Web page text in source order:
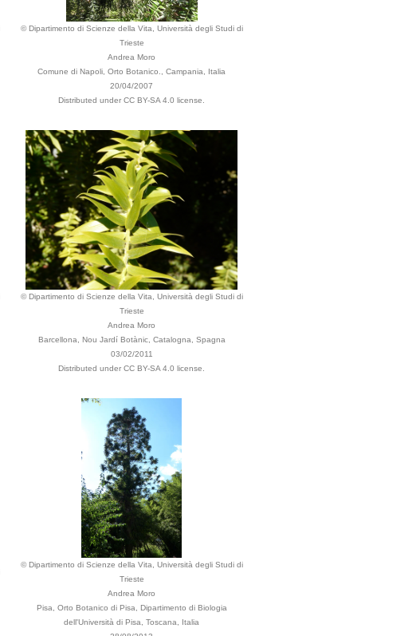
© Dipartimento di Scienze della Vita, Università degli Studi di
Trieste
Andrea Moro
Comune di Napoli, Orto Botanico., Campania, Italia
20/04/2007
Distributed under CC BY-SA 4.0 license.
© Dipartimento di Scienze della Vita, Università degli Studi di
Trieste
Andrea Moro
Barcellona, Nou Jardí Botànic, Catalogna, Spagna
03/02/2011
Distributed under CC BY-SA 4.0 license.
© Dipartimento di Scienze della Vita, Università degli Studi di
Trieste
Andrea Moro
Pisa, Orto Botanico di Pisa, Dipartimento di Biologia
dell'Università di Pisa, Toscana, Italia